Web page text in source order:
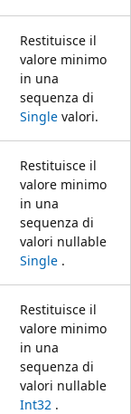
Restituisce il
valore minimo
in una
sequenza di
Single valori.
Restituisce il
valore minimo
in una
sequenza di
valori nullable
Single .
Restituisce il
valore minimo
in una
sequenza di
valori nullable
Int32 .